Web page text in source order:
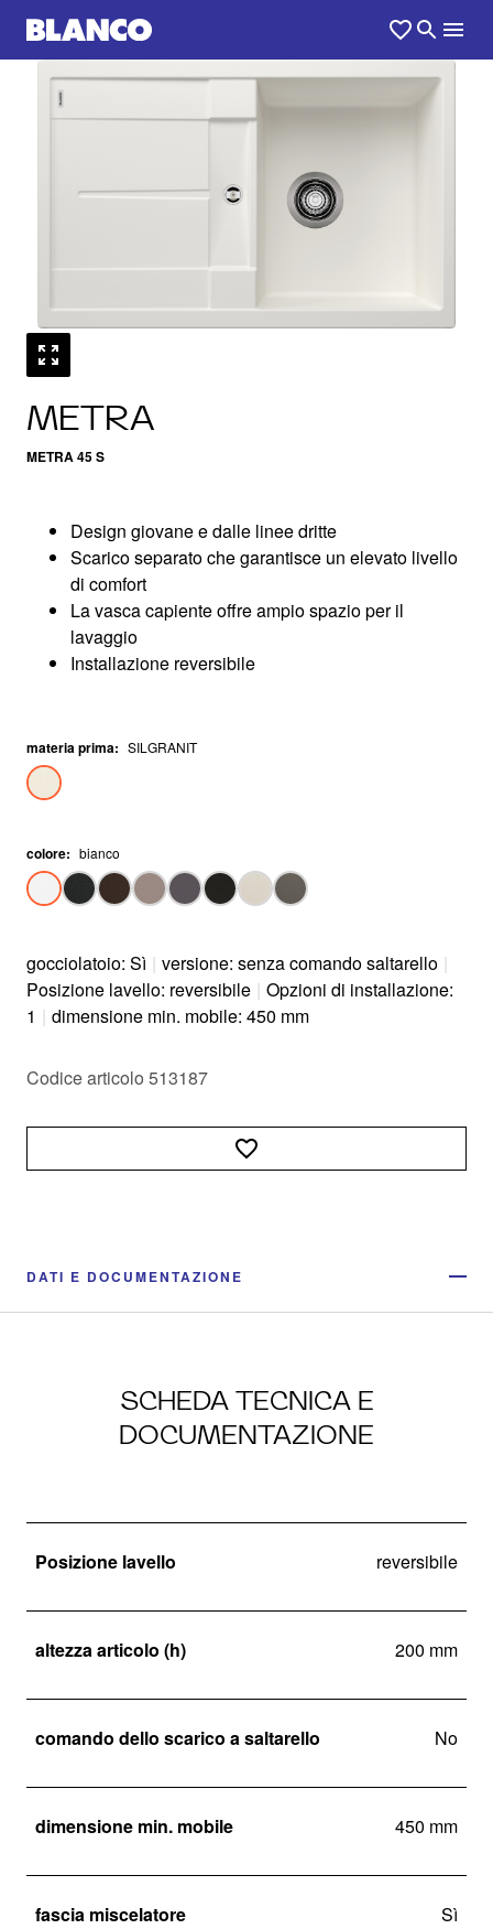
METRA
METRA 45 S
Design giovane e dalle linee dritte
Scarico separato che garantisce un elevato livello
di comfort
La vasca capiente offre ampio spazio per il
lavaggio
Installazione reversibile
materia prima: SILGRANIT
colore: bianco
gocciolatoio: Sì | versione: senza comando saltarello |
Posizione lavello: reversibile | Opzioni di installazione:
1 | dimensione min. mobile: 450 mm
Codice articolo 513187
DATI E DOCUMENTAZIONE
SCHEDA TECNICA E
DOCUMENTAZIONE
Posizione lavello reversibile
altezza articolo (h) 200 mm
comando dello scarico a saltarello No
dimensione min. mobile 450 mm
fascia miscelatore Sì